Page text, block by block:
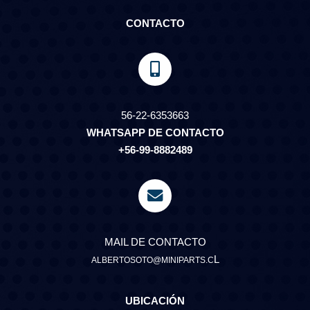
CONTACTO
56-22-6353663
WHATSAPP DE CONTACTO
+56-99-8882489
MAIL DE CONTACTO
ALBERTOSOTO@MINIPARTS.CL
UBICACIÓN